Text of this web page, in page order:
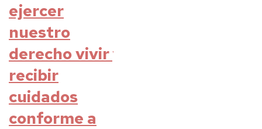
ejercer
nuestro
derecho vivir y
recibir
cuidados
conforme a